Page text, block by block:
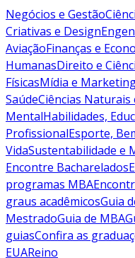
Negócios e Gestão
Criativas e Design
AviaçãoFinanças e
HumanasDireito e
FísicasMídia e
SaúdeCiências Naturais
MentalHabilidades,
ProfissionalEsporte,
VidaSustentabilidade e
Encontre Bacharelados
programas MBA
graus acadêmicosGuia
MestradoGuia de MBA
guiasConfira as
EUAReino